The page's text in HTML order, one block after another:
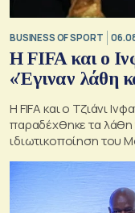
BUSINESS OF SPORT
Η FIFA και ο
«Έγιναν λάθη
Η FIFA και ο Τζιάνι
παραδέχθηκε τα λάθη
ιδιωτικοποίηση του